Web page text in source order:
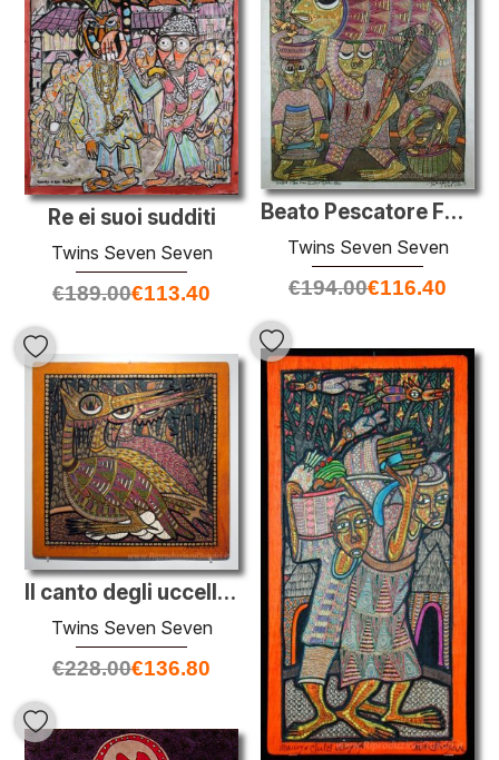
Re ei suoi sudditi
Twins Seven Seven
€189.00€113.40
Beato Pescatore Famiglia e Golden Fish
Twins Seven Seven
€194.00€116.40
Il canto degli uccelli Conte Egg
Twins Seven Seven
€228.00€136.80